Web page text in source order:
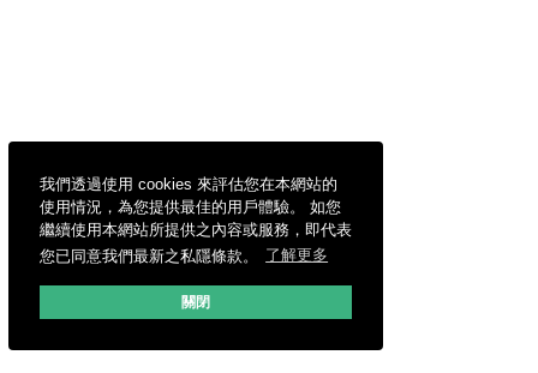
我們透過使用 cookies 來評估您在本網站的
使用情況，為您提供最佳的用戶體驗。 如您
繼續使用本網站所提供之內容或服務，即代表
您已同意我們最新之私隱條款。
了解更多
關閉